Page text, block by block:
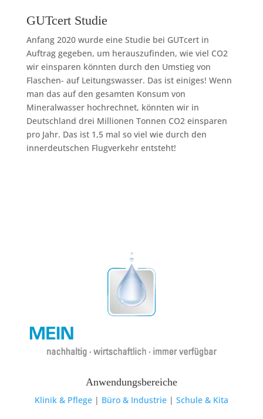
GUTcert Studie
Anfang 2020 wurde eine Studie bei GUTcert in
Auftrag gegeben, um herauszufinden, wie viel CO2
wir einsparen könnten durch den Umstieg von
Flaschen- auf Leitungswasser. Das ist einiges! Wenn
man das auf den gesamten Konsum von
Mineralwasser hochrechnet, könnten wir in
Deutschland drei Millionen Tonnen CO2 einsparen
pro Jahr. Das ist 1,5 mal so viel wie durch den
innerdeutschen Flugverkehr entsteht!
Anwendungsbereiche
Klinik & Pflege| Büro & Industrie| Schule & Kita